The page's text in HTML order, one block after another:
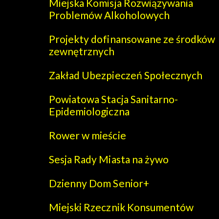
Miejska Komisja Rozwiązywania
Problemów Alkoholowych
Projekty dofinansowane ze środków
zewnętrznych
Zakład Ubezpieczeń Społecznych
Powiatowa Stacja Sanitarno-
Epidemiologiczna
Rower w mieście
Sesja Rady Miasta na żywo
Dzienny Dom Senior+
Miejski Rzecznik Konsumentów